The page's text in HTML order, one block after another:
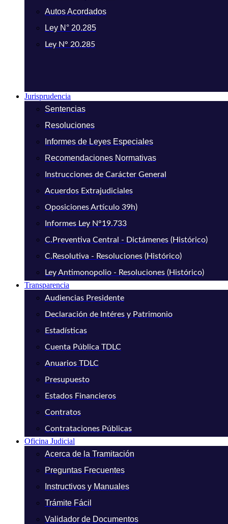
Autos Acordados
Ley N° 20.285
Ley N° 20.285
Jurisprudencia
Sentencias
Resoluciones
Informes de Leyes Especiales
Recomendaciones Normativas
Instrucciones de Carácter General
Acuerdos Extrajudiciales
Oposiciones Artículo 39h)
Informes Ley N°19.733
C.Preventiva Central - Dictámenes (Histórico)
C.Resolutiva - Resoluciones (Histórico)
Ley Antimonopolio - Resoluciones (Histórico)
Transparencia
Audiencias Presidente
Declaración de Intéres y Patrimonio
Estadísticas
Cuenta Pública TDLC
Anuarios TDLC
Presupuesto
Estados Financieros
Contratos
Contrataciones Públicas
Oficina Judicial
Acerca de la Tramitación
Preguntas Frecuentes
Instructivos y Manuales
Trámite Fácil
Validador de Documentos